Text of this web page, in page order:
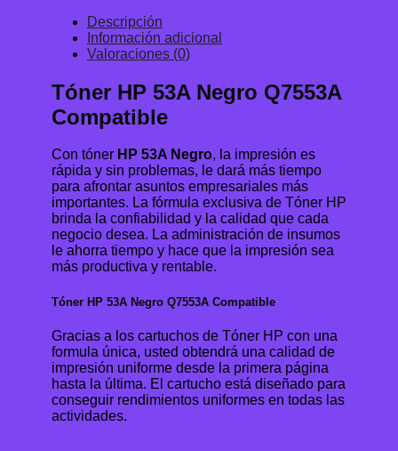
Descripción
Información adicional
Valoraciones (0)
Tóner HP 53A Negro Q7553A
Compatible
Con tóner HP 53A Negro, la impresión es
rápida y sin problemas, le dará más tiempo
para afrontar asuntos empresariales más
importantes. La fórmula exclusiva de Tóner HP
brinda la confiabilidad y la calidad que cada
negocio desea. La administración de insumos
le ahorra tiempo y hace que la impresión sea
más productiva y rentable.
Tóner HP 53A Negro Q7553A Compatible
Gracias a los cartuchos de Tóner HP con una
formula única, usted obtendrá una calidad de
impresión uniforme desde la primera página
hasta la última. El cartucho está diseñado para
conseguir rendimientos uniformes en todas las
actividades.